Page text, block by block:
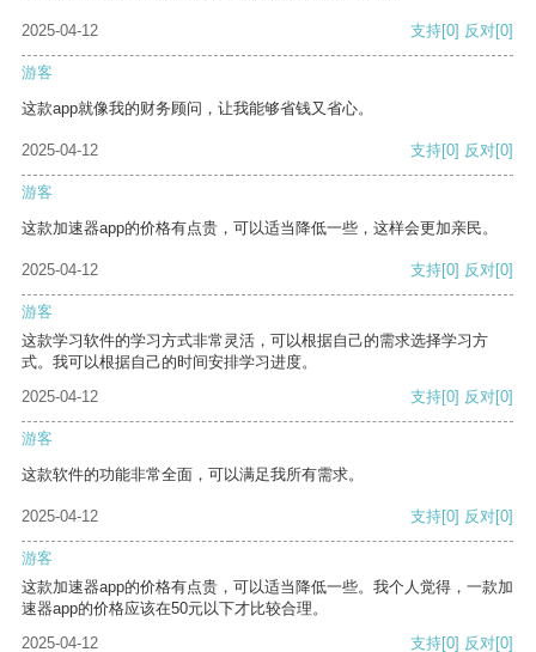
2025-04-12 支持[0] 反对[0]
游客
这款app就像我的财务顾问，让我能够省钱又省心。
2025-04-12 支持[0] 反对[0]
游客
这款加速器app的价格有点贵，可以适当降低一些，这样会更加亲民。
2025-04-12 支持[0] 反对[0]
游客
这款学习软件的学习方式非常灵活，可以根据自己的需求选择学习方
式。我可以根据自己的时间安排学习进度。
2025-04-12
支持[0] 反对[0]
游客
这款软件的功能非常全面，可以满足我所有需求。
2025-04-12 支持[0] 反对[0]
游客
这款加速器app的价格有点贵，可以适当降低一些。我个人觉得，一款加
速器app的价格应该在50元以下才比较合理。
2025-04-12
支持[0] 反对[0]